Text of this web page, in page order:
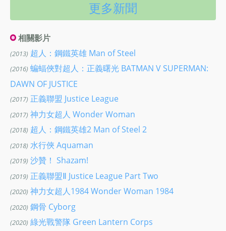
更多新聞
相關影片
(2013) 超人：鋼鐵英雄 Man of Steel
(2016) 蝙蝠俠對超人：正義曙光 BATMAN V SUPERMAN:
DAWN OF JUSTICE
(2017) 正義聯盟 Justice League
(2017) 神力女超人 Wonder Woman
(2018) 超人：鋼鐵英雄2 Man of Steel 2
(2018) 水行俠 Aquaman
(2019) 沙贊！ Shazam!
(2019) 正義聯盟Ⅱ Justice League Part Two
(2020) 神力女超人1984 Wonder Woman 1984
(2020) 鋼骨 Cyborg
(2020) 綠光戰警隊 Green Lantern Corps